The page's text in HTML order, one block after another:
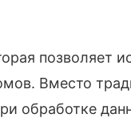
позволяет
Вместо
обработке